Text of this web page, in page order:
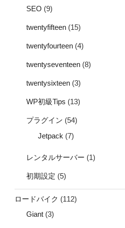
SEO (9)
twentyfifteen (15)
twentyfourteen (4)
twentyseventeen (8)
twentysixteen (3)
WP初級Tips (13)
プラグイン (54)
Jetpack (7)
レンタルサーバー (1)
初期設定 (5)
ロードバイク (112)
Giant (3)